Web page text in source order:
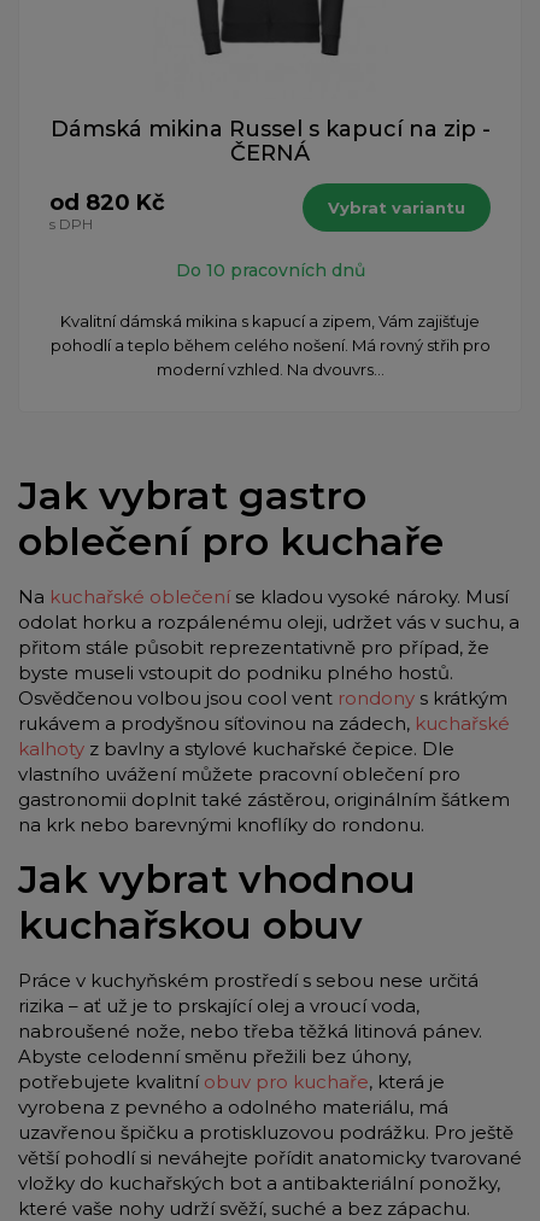
Dámská mikina Russel s kapucí na zip -
ČERNÁ
od 820 Kč
s DPH
Vybrat variantu
Do 10 pracovních dnů
Kvalitní dámská mikina s kapucí a zipem, Vám zajišťuje
pohodlí a teplo během celého nošení. Má rovný střih pro
moderní vzhled. Na dvouvrs...
Jak vybrat gastro
oblečení pro kuchaře
Na kuchařské oblečeníse kladou vysoké nároky. Musí
odolat horku a rozpálenému oleji, udržet vás v suchu, a
přitom stále působit reprezentativně pro případ, že
byste museli vstoupit do podniku plného hostů.
Osvědčenou volbou jsou cool vent rondony s krátkým
rukávem a prodyšnou síťovinou na zádech, kuchařské
kalhoty z bavlny a stylové kuchařské čepice. Dle
vlastního uvážení můžete pracovní oblečení pro
gastronomii doplnit také zástěrou, originálním šátkem
na krk nebo barevnými knoflíky do rondonu.
Jak vybrat vhodnou
kuchařskou obuv
Práce v kuchyňském prostředí s sebou nese určitá
rizika – ať už je to prskající olej a vroucí voda,
nabroušené nože, nebo třeba těžká litinová pánev.
Abyste celodenní směnu přežili bez úhony,
potřebujete kvalitní obuv pro kuchaře, která je
vyrobena z pevného a odolného materiálu, má
uzavřenou špičku a protiskluzovou podrážku. Pro ještě
větší pohodlí si neváhejte pořídit anatomicky tvarované
vložky do kuchařských bot a antibakteriální ponožky,
které vaše nohy udrží svěží, suché a bez zápachu.